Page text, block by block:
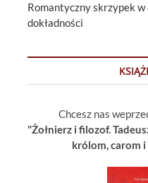
Romantyczny skrzypek w
dokładności
Chcesz nas
"Żołnierz i filozof.
królom, carom i